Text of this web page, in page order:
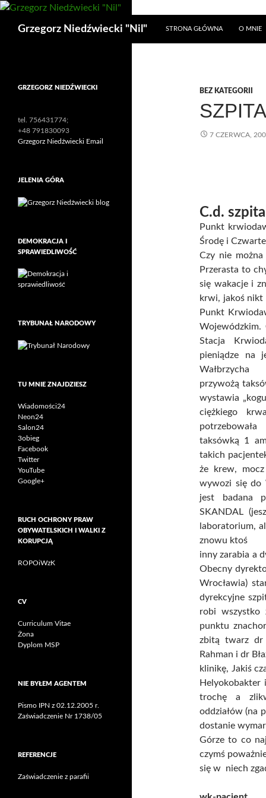
Przejdź
treści
Grzegorz Niedźwiecki "Nil" STRONA GŁÓWNA O MNIE
BEZ KATEGORII
7 CZERWCA,
C.d.
Punkt
Środę i
Czy nie
Przerasta to
się wakacje i
krwi, jakoś nikt
Punkt
Wojewódzkim.
Stacja
pieniądze na
Wałbrzycha
przywożą
wystawia
ciężkiego
taksówką 1
takich
że krew,
wywozi się do
jest badana
SKANDAL
laboratorium,
znowu ktoś
inny zarabia a
Obecny
Wrocławia)
dyrekcyjne
robi wszystko
punktu
zbitą twarz dr
Rahman i dr
klinikę, Jakiś
Helyokobakter
trochę a
oddziałów (na
dostanie
Górze to co
czymś
się w niech
GRZEGORZ NIEDŹWIECKI
tel. 756431774;
+48 791830093
Grzegorz Niedźwiecki Email
JELENIA GÓRA
DEMOKRACJA I
SPRAWIEDLIWOŚĆ
TRYBUNAŁ NARODOWY
TU MNIE ZNAJDZIESZ
Wiadomości24
Neon24
Salon24
3obieg
Facebook
Twitter
YouTube
Google+
RUCH OCHRONY PRAW
OBYWATELSKICH I WALKI Z
KORUPCJĄ
ROPOiWzK
CV
Curriculum Vitae
Żona
Dyplom MSP
NIE BYŁEM AGENTEM
Pismo IPN z 02.12.2005 r.
Zaświadczenie Nr 1738/05
REFERENCJE
Zaświadczenie z parafii